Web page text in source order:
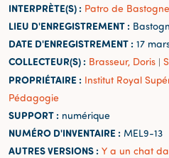
INTERPRÈTE(S) : Patro de Bastogne
LIEU D'ENREGISTREMENT :
DATE D'ENREGISTREMENT : 17
COLLECTEUR(S) : Brasseur, Doris |
PROPRIÉTAIRE : Institut Royal
Pédagogie
SUPPORT : numérique
NUMÉRO D'INVENTAIRE : MEL9-13
AUTRES VERSIONS : Y a un chat